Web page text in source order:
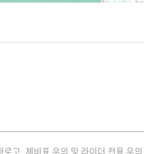
로고, 제비표 우의 및 라이더 전용 우